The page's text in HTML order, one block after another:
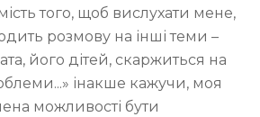
того, щоб вислухати мене,
розмову на інші теми –
його дітей, скаржиться на
інакше кажучи, моя
можливості бути